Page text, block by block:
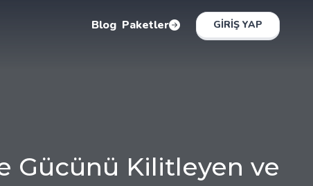
Blog Paketler GIRIŞ YAP
Gücünü Kilitleyen ve